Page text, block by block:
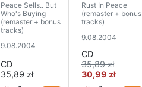
Peace Sells.. But
Who's Buying
(remaster + bonus
tracks)
9.08.2004
CD
35,89 zł
Rust In Peace
(remaster + bonus
tracks)
9.08.2004
CD
35,89 zł
30,99 zł